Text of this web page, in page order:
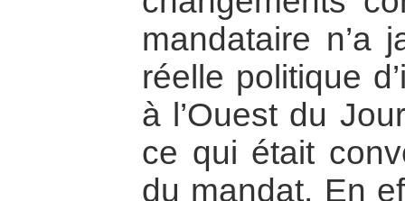
mandataire n’a
réelle politique
à l’Ouest du
ce qui était
du mandat. En